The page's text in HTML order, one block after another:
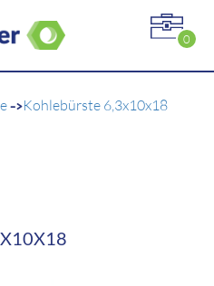
0
->Kohlebürste 6,3x10x18